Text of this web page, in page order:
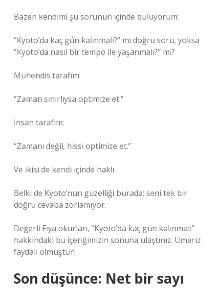
Bazen kendimi şu sorunun içinde buluyorum:
“Kyoto’da kaç gün kalınmalı?” mı doğru soru, yoksa
“Kyoto’da nasıl bir tempo ile yaşanmalı?” mı?
Mühendis tarafım:
“Zaman sınırlıysa optimize et.”
İnsan tarafım:
“Zamanı değil, hissi optimize et.”
Ve ikisi de kendi içinde haklı.
Belki de Kyoto’nun güzelliği burada: seni tek bir
doğru cevaba zorlamıyor.
Değerli Fiya okurları, “Kyoto’da kaç gün kalınmalı”
hakkındaki bu içeriğimizin sonuna ulaştınız. Umarız
faydalı olmuştur!
Son düşünce: Net bir sayı